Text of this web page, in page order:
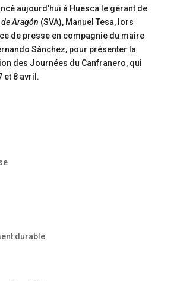
aujourd’hui à Huesca le gérant de
Aragón (SVA), Manuel Tesa, lors
de presse en compagnie du maire
Sánchez, pour présenter la
des Journées du Canfranero, qui
et 8 avril.
durable